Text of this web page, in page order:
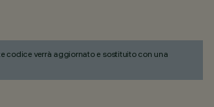
codice verrà aggiornato e sostituito con una